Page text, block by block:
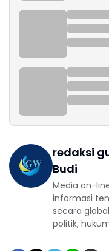
redaksi
Budi
Media on-
informasi
secara
politik,